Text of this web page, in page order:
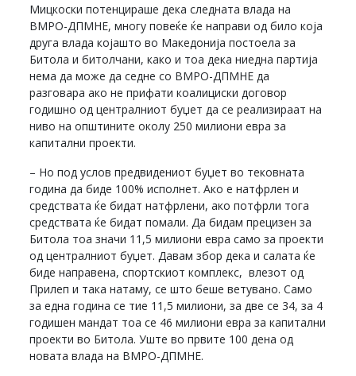
Мицкоски потенцираше дека следната влада на
ВМРО-ДПМНЕ, многу повеќе ќе направи од било која
друга влада којашто во Македонија постоела за
Битола и битолчани, како и тоа дека ниедна партија
нема да може да седне со ВМРО-ДПМНЕ да
разговара ако не прифати коалициски договор
годишно од централниот буџет да се реализираат на
ниво на општините околу 250 милиони евра за
капитални проекти.
– Но под услов предвидениот буџет во тековната
година да биде 100% исполнет. Ако е натфрлен и
средствата ќе бидат натфрлени, ако потфрли тога
средствата ќе бидат помали. Да бидам прецизен за
Битола тоа значи 11,5 милиони евра само за проекти
од централниот буџет. Давам збор дека и салата ќе
биде направена, спортскиот комплекс, влезот од
Прилеп и така натаму, се што беше ветувано. Само
за една година се тие 11,5 милиони, за две се 34, за 4
годишен мандат тоа се 46 милиони евра за капитални
проекти во Битола. Уште во првите 100 дена од
новата влада на ВМРО-ДПМНЕ.